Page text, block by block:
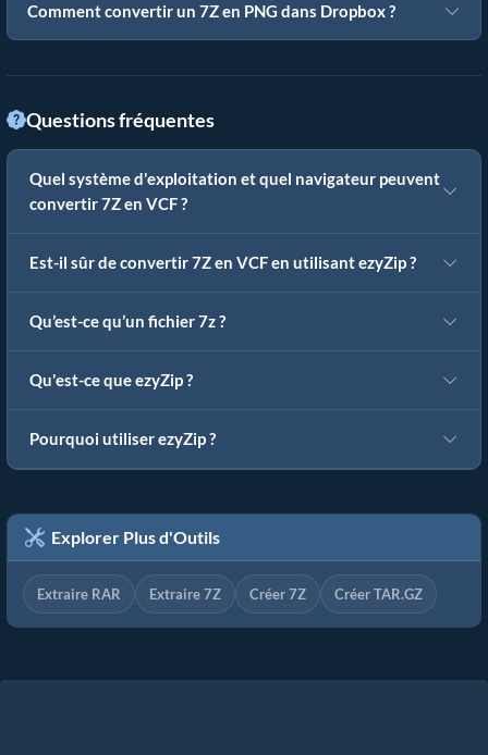
Comment convertir un 7Z en PNG dans Dropbox ?
Questions fréquentes
Quel système d'exploitation et quel navigateur peuvent
convertir 7Z en VCF ?
Est-il sûr de convertir 7Z en VCF en utilisant ezyZip ?
Qu’est-ce qu’un fichier 7z ?
Qu'est-ce que ezyZip ?
Pourquoi utiliser ezyZip ?
Explorer Plus d'Outils
Extraire RAR Extraire 7Z Créer 7Z Créer TAR.GZ